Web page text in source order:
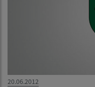
20.06.2012